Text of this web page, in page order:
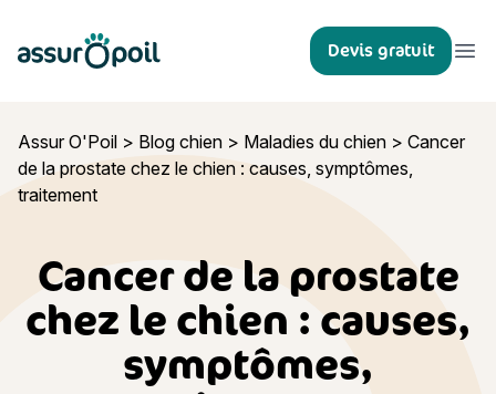
Assur O'Poil Devis gratuit
Assur O'Poil > Blog chien > Maladies du chien > Cancer
de la prostate chez le chien : causes, symptômes,
traitement
Cancer de la prostate
chez le chien : causes,
symptômes,